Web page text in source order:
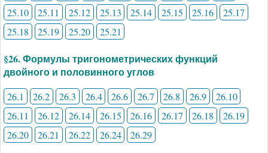
25.10
25.11 25.12 25.13 25.14 25.15 25.16
25.17
25.18
25.19 25.20 25.21
§26. Формулы тригонометрических функций
двойного и половинного углов
26.1 26.2 26.3 26.4 26.6 26.7 26.8 26.9
26.10
26.11
26.12 26.14 26.15 26.16 26.17 26.18
26.19
26.20
26.21 26.22 26.24 26.29